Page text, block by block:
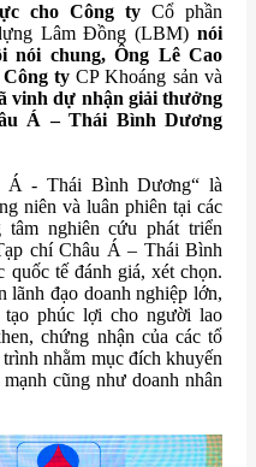
cho Công ty Cổ phần
Lâm Đồng (LBM) nói
nói chung, Ông Lê Cao
Công tyCP Khoáng sản và
vinh dự nhận giải thưởng
Á – Thái Bình Dương
Á - Thái Bình Dương“ là
niên và luân phiên tại các
nghiên cứu phát triển
chí Châu Á – Thái Bình
tế đánh giá, xét chọn.
lãnh đạo doanh nghiệp lớn,
phúc lợi cho người lao
chứng nhận của các tổ
nhằm mục đích khuyến
cũng như doanh nhân